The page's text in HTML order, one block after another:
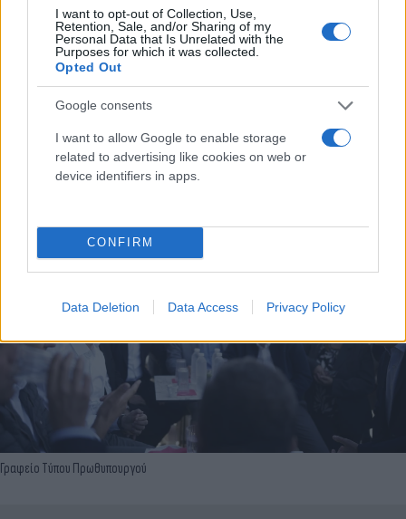
I want to opt-out of Collection, Use,
Retention, Sale, and/or Sharing of my
Personal Data that Is Unrelated with the
Purposes for which it was collected.
Opted Out
Google consents
I want to allow Google to enable storage
related to advertising like cookies on web or
device identifiers in apps.
CONFIRM
Data Deletion Data Access Privacy Policy
Γραφείο Τύπου Πρωθυπουργού
Γραφείο Τύπου Πρωθυπουργού